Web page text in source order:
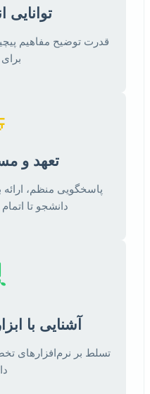
توانایی
قدرت توضیح مفاهیم
تعهد و
پاسخگویی منظم، ارائه
دانشجو تا
آشنایی با
تسلط بر نرم‌افزارهای